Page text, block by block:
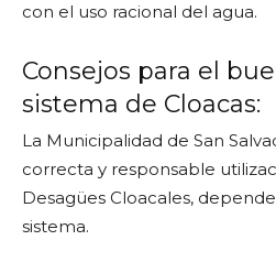
con el uso racional del agua.
Consejos para el
sistema de Cloacas:
La Municipalidad de San
correcta y responsable
Desagües Cloacales,
sistema.